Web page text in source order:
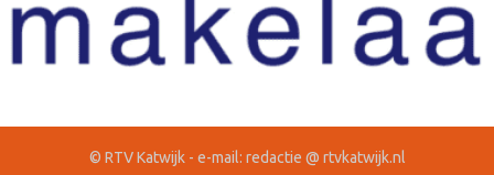
© RTV Katwijk - e-mail: redactie @ rtvkatwijk.nl